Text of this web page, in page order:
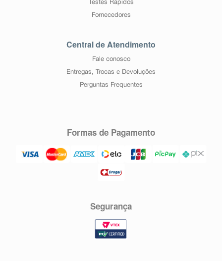
Testes Rápidos
Fornecedores
Central de Atendimento
Fale conosco
Entregas, Trocas e Devoluções
Perguntas Frequentes
Formas de Pagamento
Segurança